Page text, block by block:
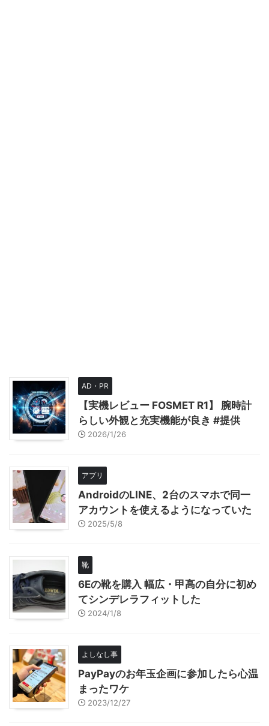
AD・PR
【実機レビュー FOSMET R1】 腕時計
らしい外観と充実機能が良き #提供
2026/1/26
アプリ
AndroidのLINE、2台のスマホで同一
アカウントを使えるようになっていた
2025/5/8
靴
6Eの靴を購入 幅広・甲高の自分に初め
てシンデレラフィットした
2024/1/8
よしなし事
PayPayのお年玉企画に参加したら心温
まったワケ
2023/12/27